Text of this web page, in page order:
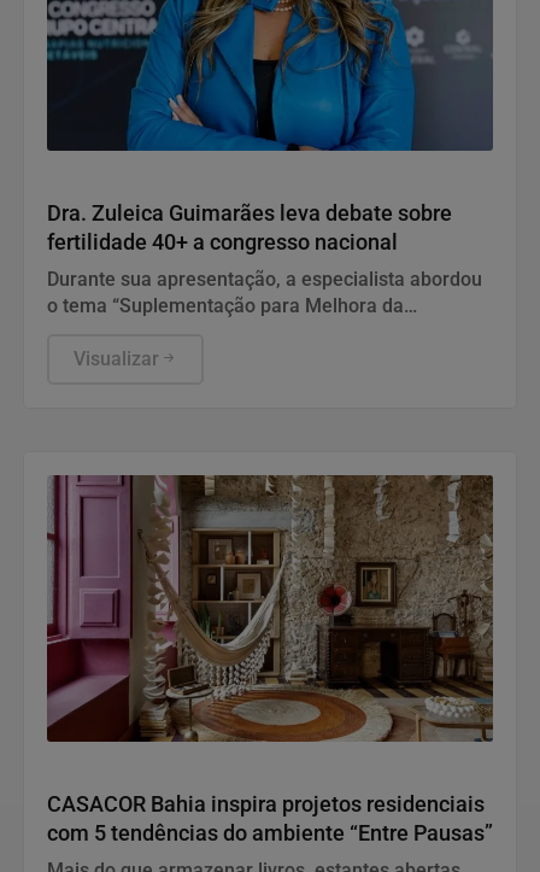
Dra. Zuleica Guimarães leva debate sobre
fertilidade 40+ a congresso nacional
Durante sua apresentação, a especialista abordou
o tema “Suplementação para Melhora da
Visualizar
CASACOR Bahia inspira projetos residenciais
com 5 tendências do ambiente “Entre Pausas”